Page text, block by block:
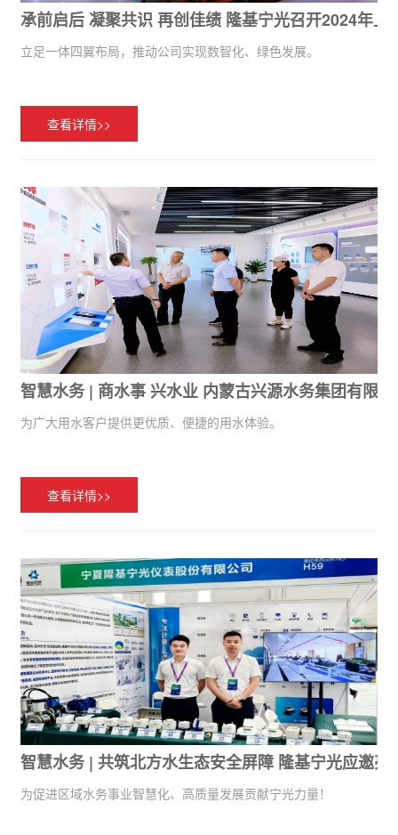
承前启后 凝聚共识 再创佳绩 隆基宁光召开2024年上
立足一体四翼布局，推动公司实现数智化、绿色发展。
查看详情>>
智慧水务 | 商水事 兴水业 内蒙古兴源水务集团有限
为广大用水客户提供更优质、便捷的用水体验。
查看详情>>
智慧水务 | 共筑北方水生态安全屏障 隆基宁光应邀
为促进区域水务事业智慧化、高质量发展贡献宁光力量！